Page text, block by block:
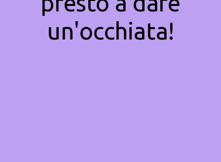
un'occhiata!